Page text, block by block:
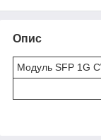
Опис
Модуль SFP 1G